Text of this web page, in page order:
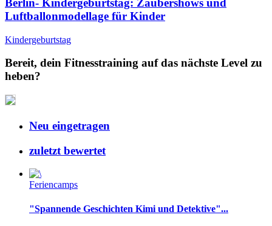
Berlin- Kindergeburtstag: Zaubershows und
Luftballonmodellage für Kinder
Kindergeburtstag
Bereit, dein Fitnesstraining auf das nächste Level zu
heben?
Neu eingetragen
zuletzt bewertet
Feriencamps
"Spannende Geschichten Kimi und Detektive"...